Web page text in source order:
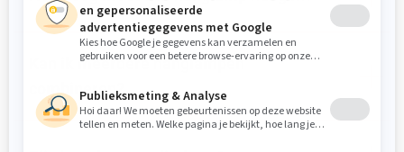
Kan ik meerdere hanglampen
combineren?